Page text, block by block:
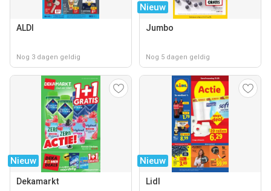
ALDI
Nog 3 dagen geldig
Nieuw
Jumbo
Nog 5 dagen geldig
Nieuw
Dekamarkt
Nieuw
Lidl